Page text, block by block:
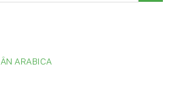
ARABICA